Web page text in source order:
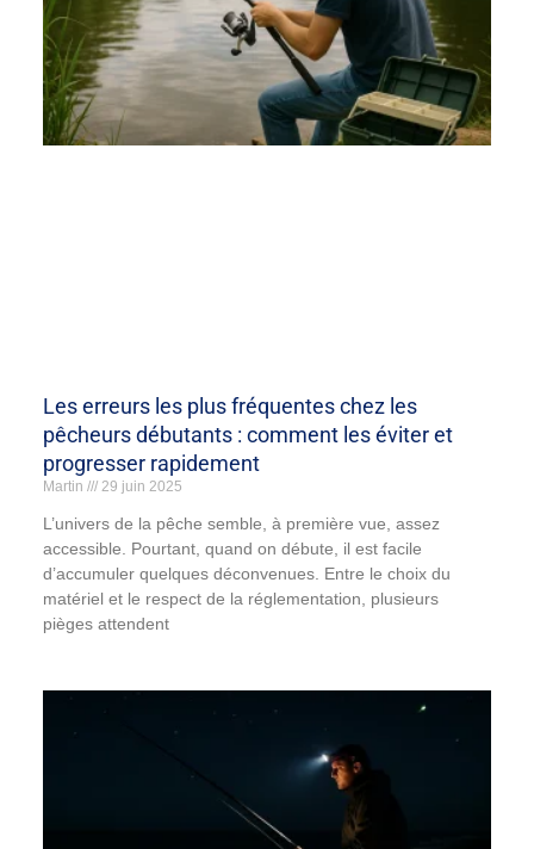
Les erreurs les plus fréquentes chez les
pêcheurs débutants : comment les éviter et
progresser rapidement
Martin 29 juin 2025
L’univers de la pêche semble, à première vue, assez
accessible. Pourtant, quand on débute, il est facile
d’accumuler quelques déconvenues. Entre le choix du
matériel et le respect de la réglementation, plusieurs
pièges attendent